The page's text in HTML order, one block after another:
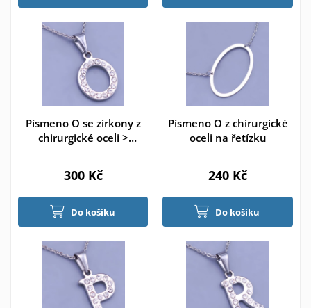
Písmeno O se zirkony z
chirurgické oceli >
300 Kč
Do košíku
Písmeno O z chirurgické
oceli na řetízku
240 Kč
Do košíku